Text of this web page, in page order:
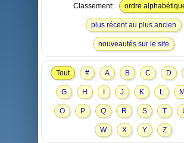
Classement: ordre
plus récent au plus ancien
nouveautés sur le site
Tout # A B C D
G H J K L M
O P Q R S T
W X Y Z